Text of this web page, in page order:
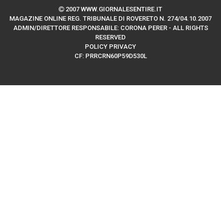
2007 WWW.GIORNALESENTIRE.IT
MAGAZINE ONLINE REG. TRIBUNALE DI ROVERETO N. 274/04.10.2007
ADMIN/DIRETTORE RESPONSABILE: CORONA PERER - ALL RIGHTS
RESERVED
POLICY PRIVACY
CF: PRRCRN60P59D530L